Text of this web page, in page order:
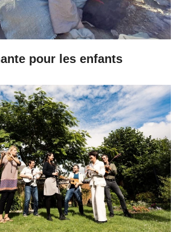
pour les enfants